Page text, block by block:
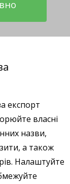
експорт
власні
назви,
а також
Налаштуйте